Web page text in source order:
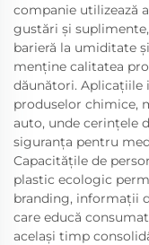
companie utilizează
gustări și
barieră la umiditate
menține calitatea
dăunători. Aplicațiile
produselor chimice,
auto, unde cerințele
siguranța pentru
Capacitățile de
plastic ecologic
branding, informații
care educă
același timp